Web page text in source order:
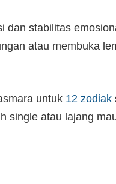
dan stabilitas
atau membuka
untuk 12 zodiak
single atau lajang